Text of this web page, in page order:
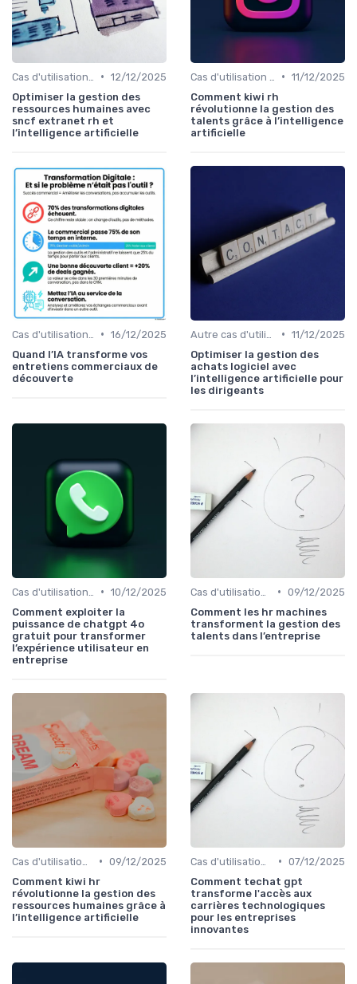
• 12/12/2025
Optimiser la gestion des
ressources humaines avec
sncf extranet rh et
l’intelligence artificielle
• 11/12/2025
Comment kiwi rh
révolutionne la gestion des
talents grâce à l’intelligence
artificielle
• 16/12/2025
Quand l’IA transforme vos
entretiens commerciaux de
découverte
• 11/12/2025
Optimiser la gestion des
achats logiciel avec
l’intelligence artificielle pour
les dirigeants
• 10/12/2025
Comment exploiter la
puissance de chatgpt 4o
gratuit pour transformer
l’expérience utilisateur en
entreprise
• 09/12/2025
Comment les hr machines
transforment la gestion des
talents dans l’entreprise
• 09/12/2025
Comment kiwi hr
révolutionne la gestion des
ressources humaines grâce à
l’intelligence artificielle
• 07/12/2025
Comment techat gpt
transforme l'accès aux
carrières technologiques
pour les entreprises
innovantes